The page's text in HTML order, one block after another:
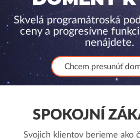
Skvelá programátroská
ceny a progresívne
nenájdete.
Chcem presunúť
SPOKOJNÍ
Svojich klientov berieme ako